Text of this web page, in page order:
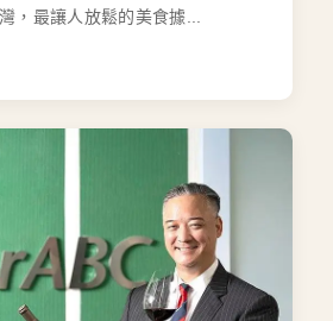
，最讓人放鬆的美食據...